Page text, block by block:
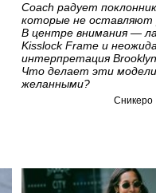
Coach радует
которые не оставляют
В центре внимания —
Kisslock Frame и
интерпретация
Что делает эти
желанными?
Сникеро